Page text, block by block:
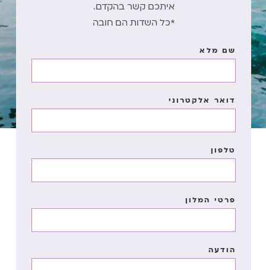
איתכם קשר בהקדם.
*כל השדות הם חובה
שם מלא
דואר אלקטרוני
טלפון
פרטי המלון
הודעה